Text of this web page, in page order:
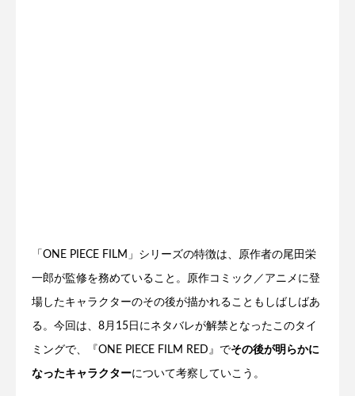
「ONE PIECE FILM」シリーズの特徴は、原作者の尾田栄
一郎が監修を務めていること。原作コミック／アニメに登
場したキャラクターのその後が描かれることもしばしばあ
る。今回は、8月15日にネタバレが解禁となったこのタイ
ミングで、『ONE PIECE FILM RED』でその後が明らかに
なったキャラクターについて考察していこう。